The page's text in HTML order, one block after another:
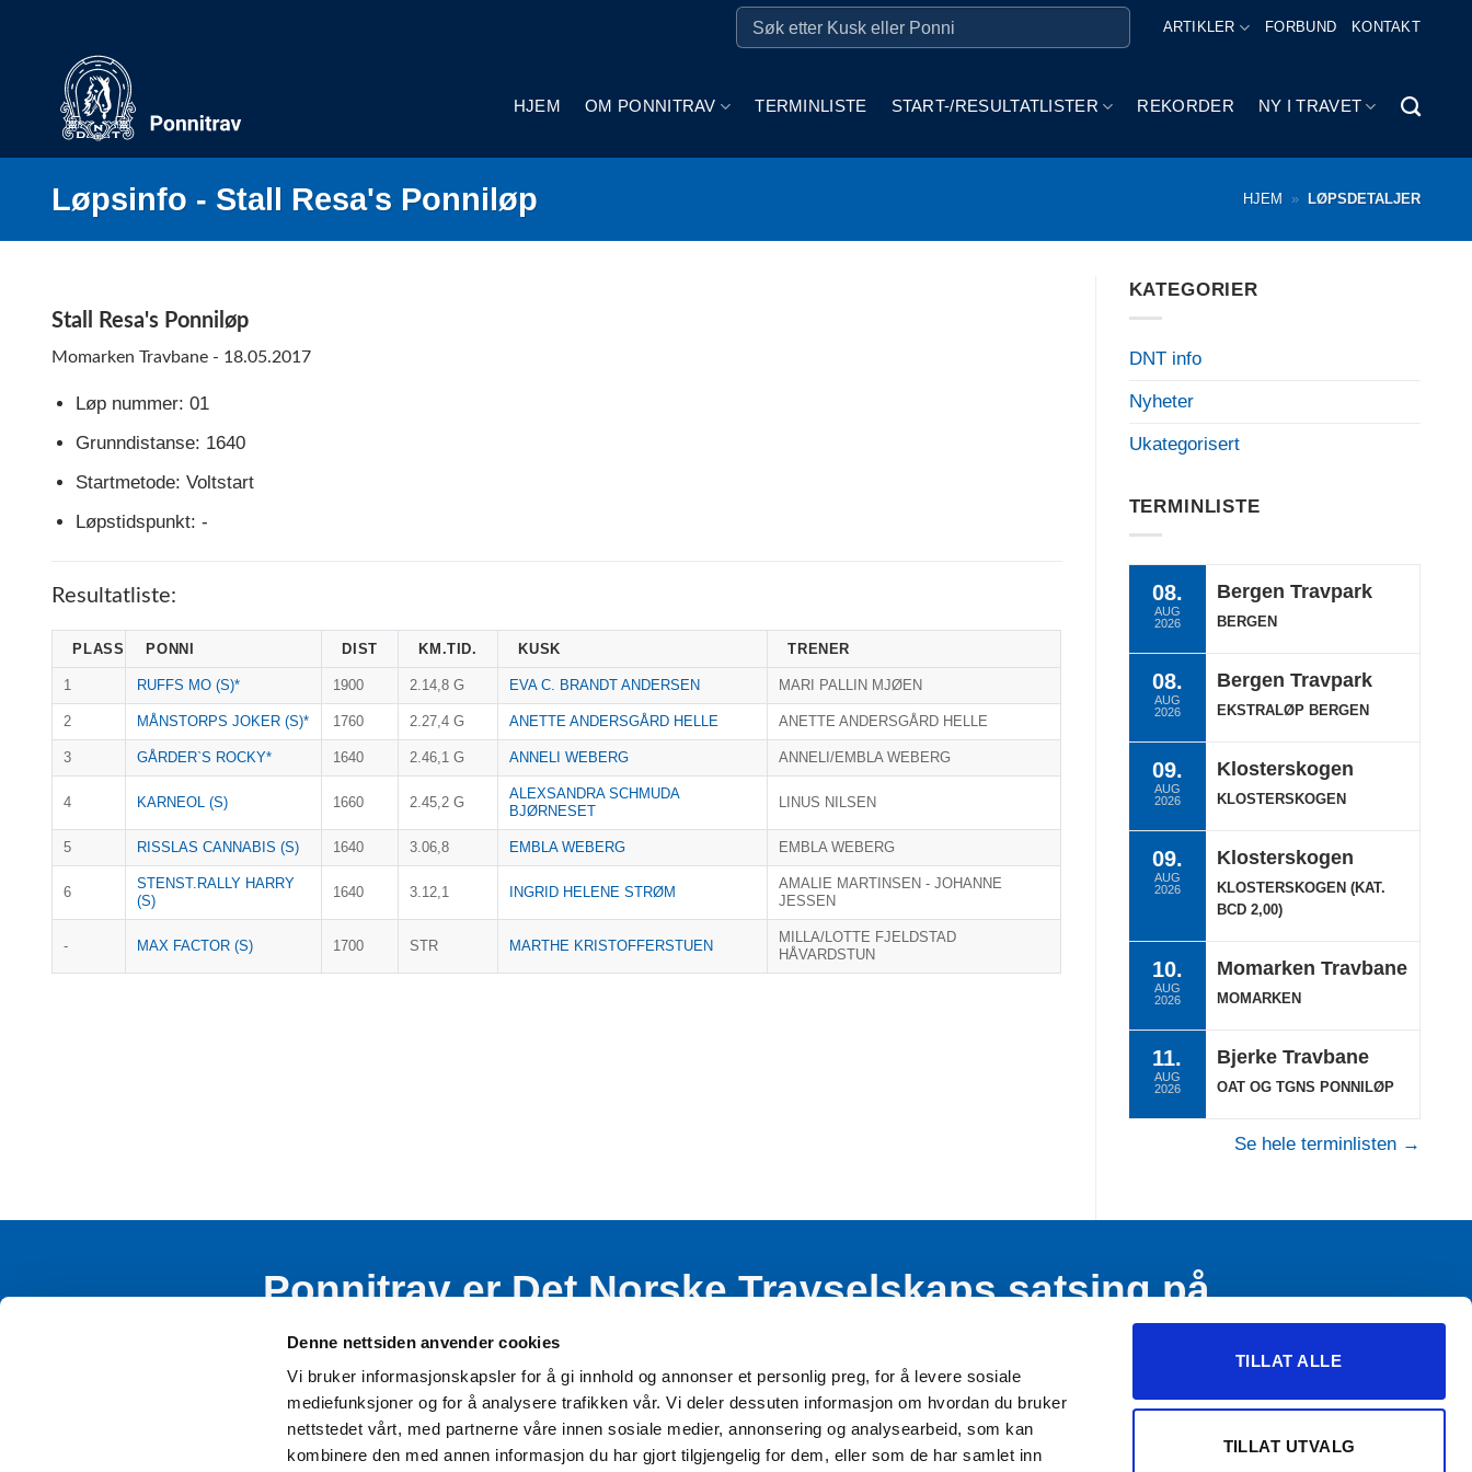
Denne nettsiden anvender cookies
Vi bruker informasjonskapsler for å gi innhold og annonser et personlig preg, for å levere sosiale
mediefunksjoner og for å analysere trafikken vår. Vi deler dessuten informasjon om hvordan du bruker
nettstedet vårt, med partnerne våre innen sosiale medier, annonsering og analysearbeid, som kan
kombinere den med annen informasjon du har gjort tilgjengelig for dem, eller som de har samlet inn
TILLAT ALLE
TILLAT UTVALG
ARTIKLER FORBUND KONTAKT
HJEM OM PONNITRAV TERMINLISTE START-/RESULTATLISTER REKORDER NY I TRAVET
Løpsinfo - Stall Resa's Ponniløp HJEM » LØPSDETALJER
Stall Resa's Ponniløp
Momarken Travbane - 18.05.2017
Løp nummer: 01
Grunndistanse: 1640
Startmetode: Voltstart
Løpstidspunkt: -
Resultatliste:
PLASS PONNI DIST KM.TID. KUSK TRENER
1 RUFFS MO (S)* 1900 2.14,8 G EVA C. BRANDT ANDERSEN MARI PALLIN MJØEN
2 MÅNSTORPS JOKER (S)* 1760 2.27,4 G ANETTE ANDERSGÅRD HELLE ANETTE ANDERSGÅRD HELLE
3 GÅRDER`S ROCKY* 1640 2.46,1 G ANNELI WEBERG ANNELI/EMBLA WEBERG
4 KARNEOL (S) 1660 2.45,2 G
ALEXSANDRA SCHMUDA
BJØRNESET
LINUS NILSEN
5 RISSLAS CANNABIS (S) 1640 3.06,8 EMBLA WEBERG EMBLA WEBERG
6
STENST.RALLY HARRY
(S)
1640 3.12,1 INGRID HELENE STRØM
AMALIE MARTINSEN - JOHANNE
JESSEN
- MAX FACTOR (S) 1700 STR MARTHE KRISTOFFERSTUEN
MILLA/LOTTE FJELDSTAD
HÅVARDSTUN
KATEGORIER
DNT info
Nyheter
Ukategorisert
TERMINLISTE
08.
AUG
2026
Bergen Travpark
BERGEN
08.
AUG
2026
Bergen Travpark
EKSTRALØP BERGEN
09.
AUG
2026
Klosterskogen
KLOSTERSKOGEN
09.
AUG
2026
Klosterskogen
KLOSTERSKOGEN (KAT.
BCD 2,00)
10.
AUG
2026
Momarken Travbane
MOMARKEN
11.
AUG
2026
Bjerke Travbane
OAT OG TGNS PONNILØP
Se hele terminlisten →
Ponnitrav er Det Norske Travselskaps satsing på
rekrutterende virksomhet blant barn og ungdom